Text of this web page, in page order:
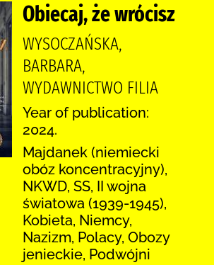
Obiecaj, że wrócisz
WYSOCZAŃSKA,
BARBARA,
WYDAWNICTWO FILIA
Year of publication:
2024.
Majdanek (niemiecki
obóz koncentracyjny),
NKWD, SS, II wojna
światowa (1939-1945),
Kobieta, Niemcy,
Nazizm, Polacy, Obozy
jenieckie, Podwójni